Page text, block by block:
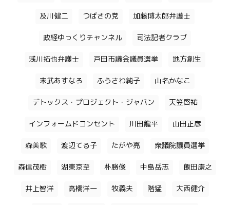
及川健二 つばさの党 加藤博太郎弁護士
政経ゆっくりチャンネル 司法記者クラブ
浅川拓也弁護士 戸田市議会議員選挙 地方創生
末武あすなろ ふうさわ純子 山名かなこ
デトックス・プロジェクト・ジャバン 天笠啓祐
インフォームドコンセント 川田龍平 山田正彦
森美歌 渡辺てる子 たがや亮 衆議院議員選挙
森信茂樹 湖東京至 朴勝俊 中島岳志 飯田康之
井上智洋 高橋洋一 牧義夫 階猛 大西健介